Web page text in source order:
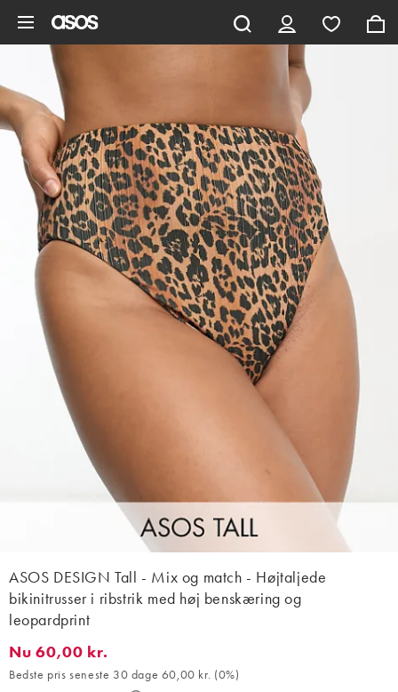
ASOS DESIGN Tall - Mix og match - Højtaljede
bikinitrusser i ribstrik med høj benskæring og
leopardprint
Nu 60,00 kr.. Bedste pris seneste 30 dage 60,00 kr. (0%). Var
Nu 60,00 kr.
Bedste pris seneste 30 dage 60,00 kr. (0%)